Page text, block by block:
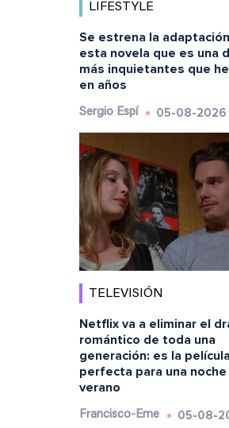
LIFESTYLE
Se estrena la
esta novela que es una
más inquietantes que
en años
Sergio Espí 05-08-2026
TELEVISIÓN
Netflix va a eliminar el
romántico de toda una
generación: es la
perfecta para una noche
verano
Francisco-Eme 05-08-